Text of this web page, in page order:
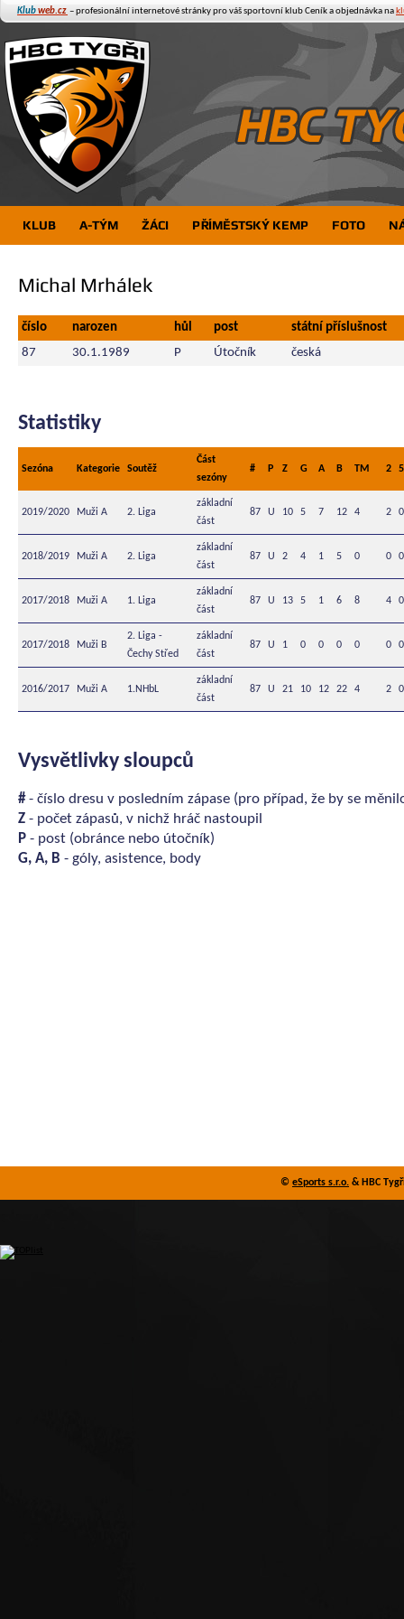
Klubweb.cz – profesionální internetové stránky pro váš sportovní klubCeník a objednávka na
KLUB A-TÝM ŽÁCI PŘÍMĚSTSKÝ KEMP FOTO
Michal Mrhálek
číslo narozen hůl post
státní příslušnost
87
30.1.1989 P Útočník česká
Statistiky
Sezóna Kategorie Soutěž
Část
sezóny
# P Z G A B TM 2 5
2019/2020 Muži A 2. Liga
základní
část
87 U 10 5 7 12 4 2 0
2018/2019 Muži A 2. Liga
základní
část
87 U 2 4 1 5 0 0 0
2017/2018 Muži A 1. Liga
základní
část
87 U 13 5 1 6 8 4 0
2017/2018 Muži B
2. Liga -
Čechy Střed
základní
část
87 U 1 0 0 0 0 0 0
2016/2017 Muži A 1.NHbL
základní
část
87 U 21 10 12 22 4 2 0
Vysvětlivky sloupců
#- číslo dresu v posledním zápase (pro případ, že by se
Z - počet zápasů, v nichž hráč nastoupil
P - post (obránce nebo útočník)
G, A, B - góly, asistence, body
© eSports s.r.o. & HBC